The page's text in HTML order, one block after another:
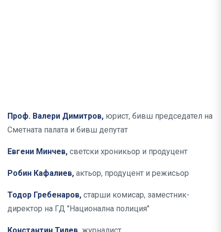
Проф. Валери Димитров, юрист, бивш председател на
Сметната палата и бивш депутат
Евгени Минчев, светски хроникьор и продуцент
Робин Кафалиев, актьор, продуцент и режисьор
Тодор Гребенаров, старши комисар, заместник-
директор на ГД "Национална полиция"